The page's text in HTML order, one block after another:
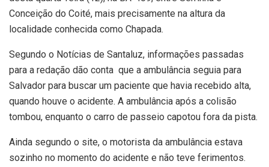
Conceição do Coité, mais precisamente na altura da
localidade conhecida como Chapada.
Segundo o Notícias de Santaluz, informações passadas
para a redação dão conta que a ambulância seguia para
Salvador para buscar um paciente que havia recebido alta,
quando houve o acidente. A ambulância após a colisão
tombou, enquanto o carro de passeio capotou fora da pista.
Ainda segundo o site, o motorista da ambulância estava
sozinho no momento do acidente e não teve ferimentos.